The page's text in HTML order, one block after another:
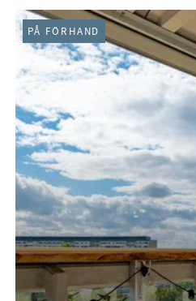
PÅ FÖRHAND